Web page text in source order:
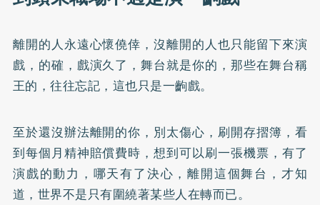
離開的人永遠心懷僥倖，沒離開的人也只能留下來演
戲，的確，戲演久了，舞台就是你的，那些在舞台稱
王的，往往忘記，這也只是一齣戲。
至於還沒辦法離開的你，別太傷心，刷開存摺簿，看
到每個月精神賠償費時，想到可以刷一張機票，有了
演戲的動力，哪天有了決心，離開這個舞台，才知
道，世界不是只有圍繞著某些人在轉而已。